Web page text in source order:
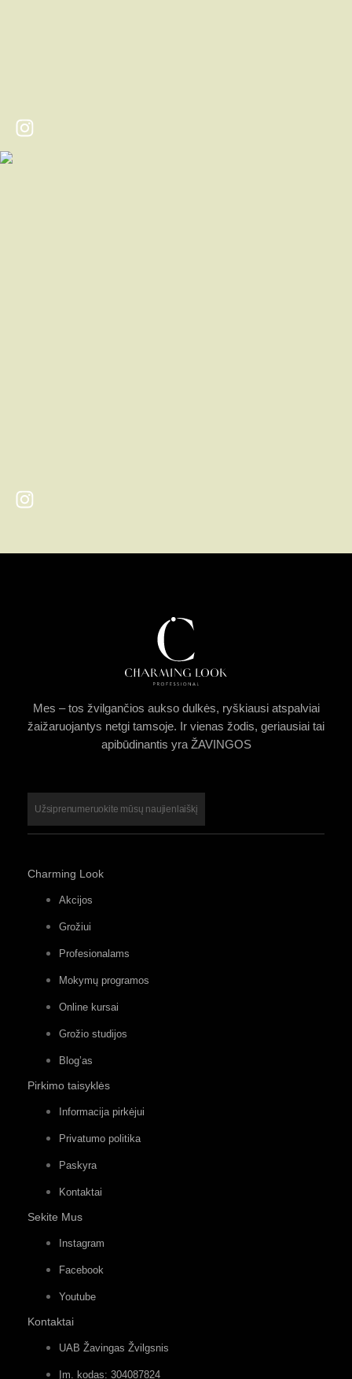
Mes – tos žvilgančios aukso dulkės, ryškiausi atspalviai
žaižaruojantys netgi tamsoje. Ir vienas žodis, geriausiai tai
apibūdinantis yra ŽAVINGOS
Užsiprenumeruokite mūsų naujienlaiškį
Charming Look
Akcijos
Grožiui
Profesionalams
Mokymų programos
Online kursai
Grožio studijos
Blog’as
Pirkimo taisyklės
Informacija pirkėjui
Privatumo politika
Paskyra
Kontaktai
Sekite Mus
Instagram
Facebook
Youtube
Kontaktai
UAB Žavingas Žvilgsnis
Įm. kodas: 304087824